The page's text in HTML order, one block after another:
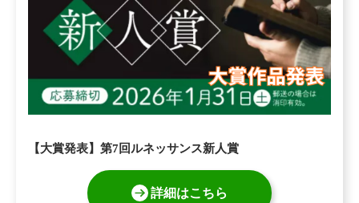
【大賞発表】第7回ルネッサンス新人賞
詳細はこちら